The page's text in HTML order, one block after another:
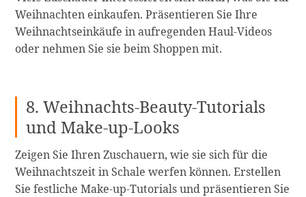
Weihnachten einkaufen. Präsentieren Sie Ihre
Weihnachtseinkäufe in aufregenden Haul-Videos
oder nehmen Sie sie beim Shoppen mit.
8. Weihnachts-Beauty-Tutorials
und Make-up-Looks
Zeigen Sie Ihren Zuschauern, wie sie sich für die
Weihnachtszeit in Schale werfen können. Erstellen
Sie festliche Make-up-Tutorials und präsentieren Sie